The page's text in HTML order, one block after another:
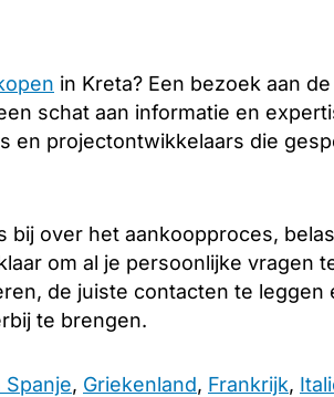
in Kreta? Een bezoek aan
schat aan informatie en
en projectontwikkelaars die
bij over het aankoopproces,
om al je persoonlijke vragen
de juiste contacten te leggen
te brengen.
, Griekenland, Frankrijk,